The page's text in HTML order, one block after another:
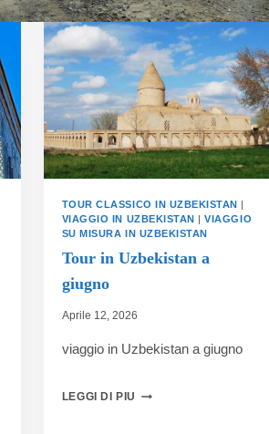
TOUR CLASSICO IN UZBEKISTAN |
VIAGGIO IN UZBEKISTAN |VIAGGIO
SU MISURA IN UZBEKISTAN
Tour in Uzbekistan a
giugno
Aprile 12, 2026
viaggio in Uzbekistan a giugno
LEGGI DI PIU